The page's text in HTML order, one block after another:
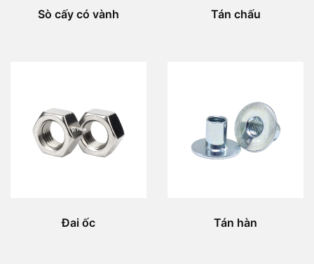
Sò cấy có vành Tán chấu
Đai ốc Tán hàn